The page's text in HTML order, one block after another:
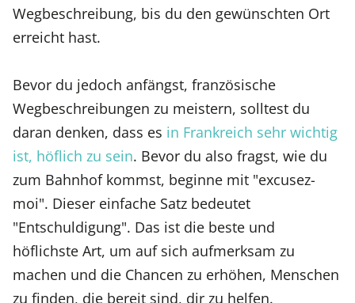
Wegbeschreibung, bis du den gewünschten Ort
erreicht hast.
Bevor du jedoch anfängst, französische
Wegbeschreibungen zu meistern, solltest du
daran denken, dass es in Frankreich sehr wichtig
ist, höflich zu sein. Bevor du also fragst, wie du
zum Bahnhof kommst, beginne mit "excusez-
moi". Dieser einfache Satz bedeutet
"Entschuldigung". Das ist die beste und
höflichste Art, um auf sich aufmerksam zu
machen und die Chancen zu erhöhen, Menschen
zu finden, die bereit sind, dir zu helfen.